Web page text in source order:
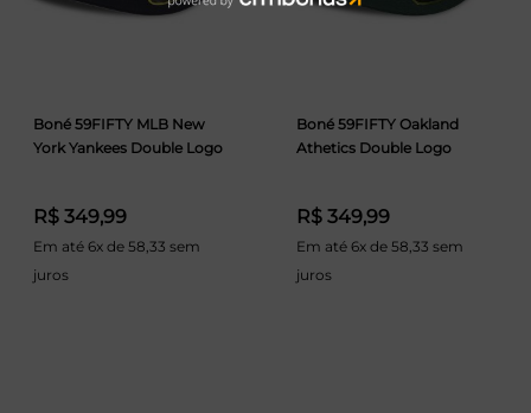
Boné 59FIFTY MLB New
York Yankees Double Logo
R$ 349,99
Em até 6x de 58,33 sem
juros
Boné 59FIFTY Oakland
Athetics Double Logo
R$ 349,99
Em até 6x de 58,33 sem
juros